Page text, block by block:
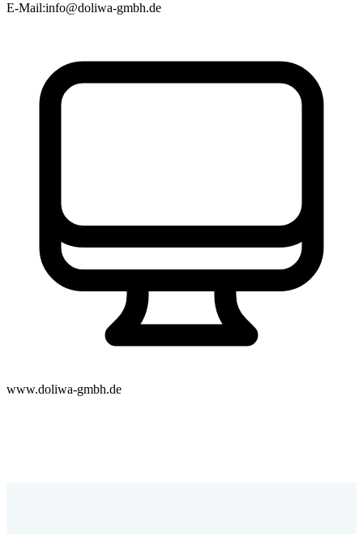
E-Mail:info@doliwa-gmbh.de
www.doliwa-gmbh.de